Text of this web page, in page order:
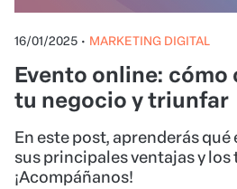
16/01/2025 • MARKETING DIGITAL
Evento online: cómo
tu negocio y triunfar
En este post, aprenderás qué
sus principales ventajas y
¡Acompáñanos!